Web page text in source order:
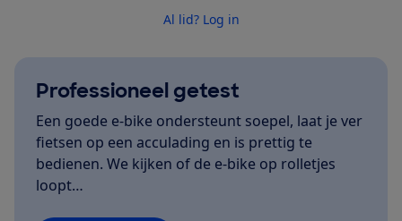
Al lid? Log in
Professioneel getest
Een goede e-bike ondersteunt soepel, laat je ver
fietsen op een acculading en is prettig te
bedienen. We kijken of de e-bike op rolletjes
loopt…